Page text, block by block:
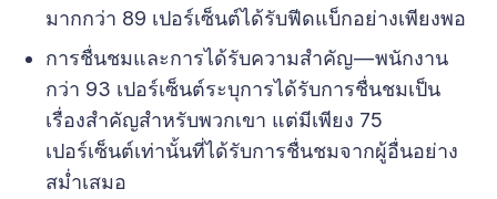
มากกว่า 89 เปอร์เซ็นต์ได้รับฟีดแบ็กอย่างเพียงพอ
การชื่นชมและการได้รับความสำคัญ — พนักงาน
กว่า 93 เปอร์เซ็นต์ระบุการได้รับการชื่นชมเป็น
เรื่องสำคัญสำหรับพวกเขา แต่มีเพียง 75
เปอร์เซ็นต์เท่านั้นที่ได้รับการชื่นชมจากผู้อื่นอย่าง
สม่ำเสมอ